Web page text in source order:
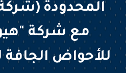
المحدودة
مع شركة